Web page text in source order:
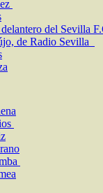
del Sevilla
de Radio Sevilla